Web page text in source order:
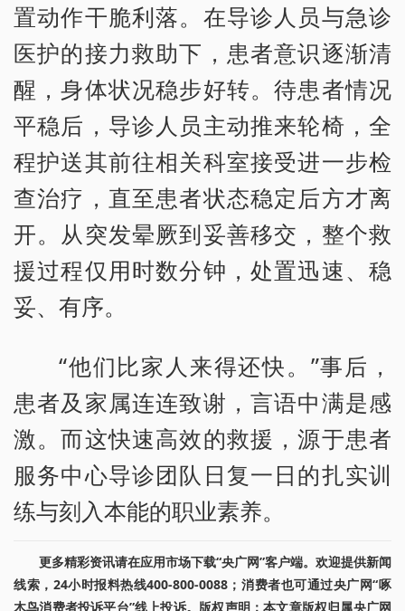
置动作干脆利落。在导诊人员与急诊
医护的接力救助下，患者意识逐渐清
醒，身体状况稳步好转。待患者情况
平稳后，导诊人员主动推来轮椅，全
程护送其前往相关科室接受进一步检
查治疗，直至患者状态稳定后方才离
开。从突发晕厥到妥善移交，整个救
援过程仅用时数分钟，处置迅速、稳
妥、有序。
“他们比家人来得还快。”事后，
患者及家属连连致谢，言语中满是感
激。而这快速高效的救援，源于患者
服务中心导诊团队日复一日的扎实训
练与刻入本能的职业素养。
更多精彩资讯请在应用市场下载“央广网”客户端。欢迎提供新闻
线索，24小时报料热线400-800-0088；消费者也可通过央广网“啄
木鸟消费者投诉平台”线上投诉。版权声明：本文章版权归属央广网